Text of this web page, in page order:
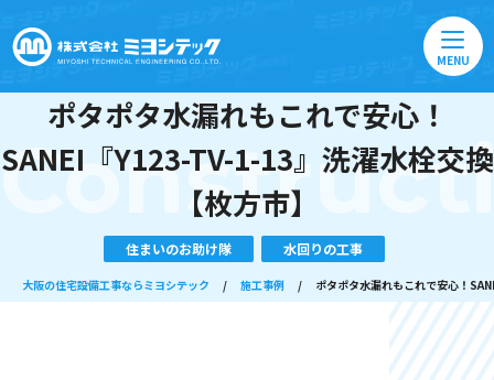
MENU
ポタポタ水漏れもこれで安心！
SANEI『Y123-TV-1-13』洗濯水栓交換
【枚方市】
住まいのお助け隊 水回りの工事
大阪の住宅設備工事ならミヨシテック / 施工事例 / ポタポタ水漏れもこれで安心！